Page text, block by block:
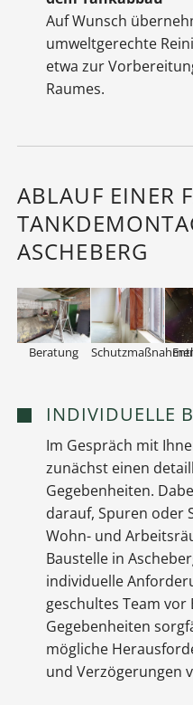
Auf Wunsch
umweltgerechte
etwa zur
Raumes.
ABLAUF EINER
ASCHEBERG
Beratung
INDIVIDUELLE
Im Gespräch mit
zunächst einen
Gegebenheiten.
darauf, Spuren oder
Wohn- und
Baustelle in
individuelle
geschultes Team
Gegebenheiten
mögliche
und Verzögerungen